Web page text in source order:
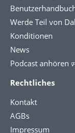
Werde Teil von
Konditionen
News
Podcast
Rechtliches
Kontakt
AGBs
Impressum